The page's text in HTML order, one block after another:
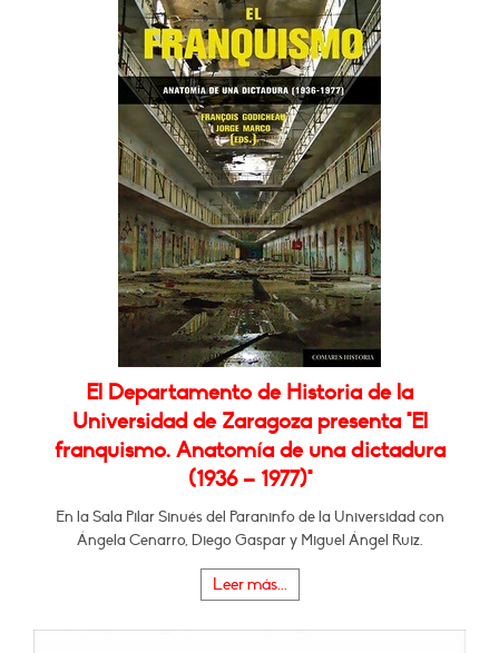
El Departamento de Historia de la
Universidad de Zaragoza presenta "El
franquismo. Anatomía de una dictadura
(1936 – 1977)"
En la Sala Pilar Sinués del Paraninfo de la Universidad con
Ángela Cenarro, Diego Gaspar y Miguel Ángel Ruiz.
Leer más...